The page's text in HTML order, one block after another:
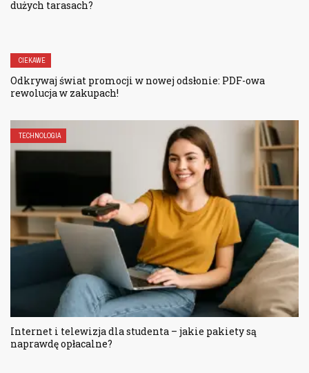
dużych tarasach?
CIEKAWE
Odkrywaj świat promocji w nowej odsłonie: PDF-owa
rewolucja w zakupach!
TECHNOLOGIA
Internet i telewizja dla studenta – jakie pakiety są
naprawdę opłacalne?